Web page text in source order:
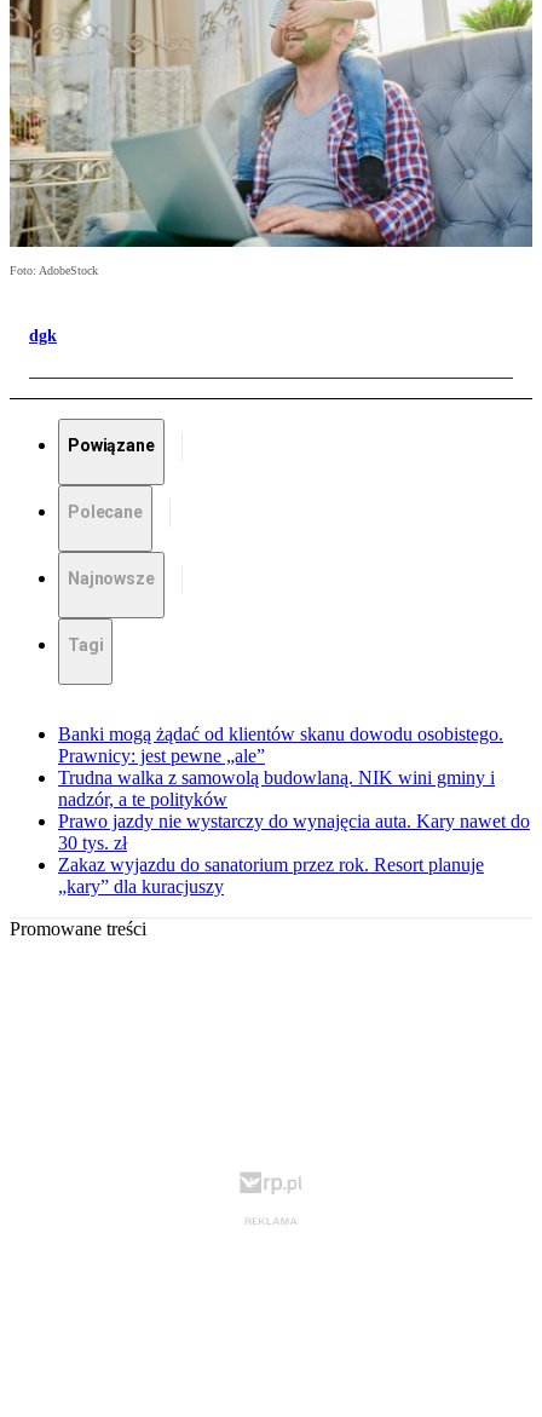
Foto: AdobeStock
dgk
Powiązane
Polecane
Najnowsze
Tagi
Banki mogą żądać od klientów skanu dowodu osobistego.
Prawnicy: jest pewne „ale”
Trudna walka z samowolą budowlaną. NIK wini gminy i
nadzór, a te polityków
Prawo jazdy nie wystarczy do wynajęcia auta. Kary nawet do
30 tys. zł
Zakaz wyjazdu do sanatorium przez rok. Resort planuje
„kary” dla kuracjuszy
Promowane treści